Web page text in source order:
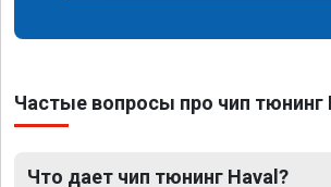
Частые вопросы про чип тюнинг
Что дает чип тюнинг Haval?